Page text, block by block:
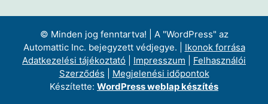
© Minden jog fenntartva! | A "WordPress" az
Automattic Inc. bejegyzett védjegye. | Ikonok forrása
Adatkezelési tájékoztató
Impresszum
Felhasználói
Szerződés
Megjelenési időpontok
Készítette: WordPress weblap készítés